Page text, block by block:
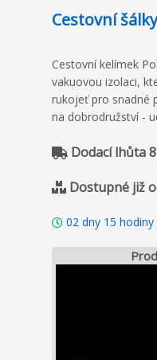
Cestovní šálky
Cestovní kelímek
vakuovou izolaci,
rukojeť pro snadné
na dobrodružství -
Dodací lhůta
Dostupné již
02 dny 15 hodiny